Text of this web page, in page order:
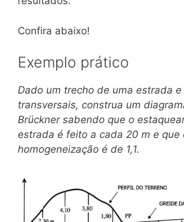
Confira abaixo!
Exemplo prático
Dado um trecho de uma estrada
transversais, construa um
Brückner sabendo que o
estrada é feito a cada 20 m e que
homogeneização é de 1,1.